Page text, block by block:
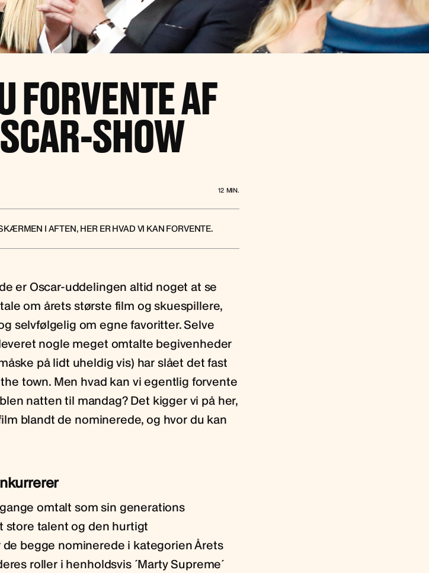
FORVENTE AF
SHOW
12 MIN.
I AFTEN, HER ER HVAD VI KAN FORVENTE.
er Oscar-uddelingen altid noget at se
om årets største film og skuespillere,
selvfølgelig om egne favoritter. Selve
nogle meget omtalte begivenheder
på lidt uheldig vis) har slået det fast
town. Men hvad kan vi egentlig forvente
natten til mandag? Det kigger vi på her,
blandt de nominerede, og hvor du kan
omtalt som sin generations
store talent og den hurtigt
begge nominerede i kategorien Årets
roller i henholdsvis ´Marty Supreme´